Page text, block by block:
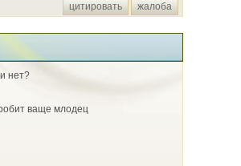
цитировать жалоба
нет?
ваще млодец